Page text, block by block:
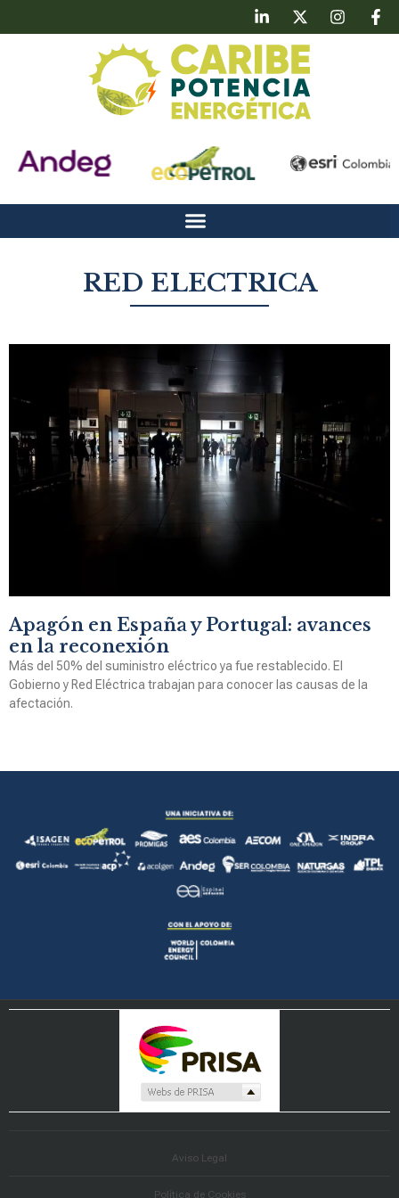
RED ELECTRICA
Apagón en España y Portugal: avances
en la reconexión
Más del 50% del suministro eléctrico ya fue restablecido. El
Gobierno y Red Eléctrica trabajan para conocer las causas de la
afectación.
Aviso Legal
Política de Cookies